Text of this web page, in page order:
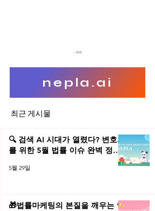
관계
nepla.ai
최근 게시물
🔍 검색 AI 시대가 열렸다? 변호사
를 위한 5월 법률 이슈 완벽 정리 |
5월 29일
🎁법률마케팅의 본질을 깨우는 연